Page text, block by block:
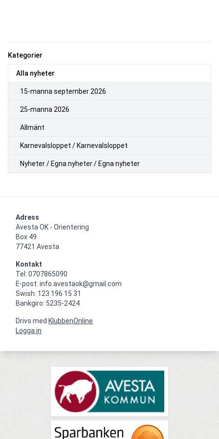
Kategorier
Alla nyheter
15-manna september 2026
25-manna 2026
Allmänt
Karnevalsloppet / Karnevalsloppet
Nyheter / Egna nyheter / Egna nyheter
Adress
Avesta OK - Orientering
Box 49
77421 Avesta
Kontakt
Tel: 0707865090
E-post: info.avestaok@gmail.com
Swish: 123 196 15 31
Bankgiro: 5235-2424
Drivs med KlubbenOnline
Logga in